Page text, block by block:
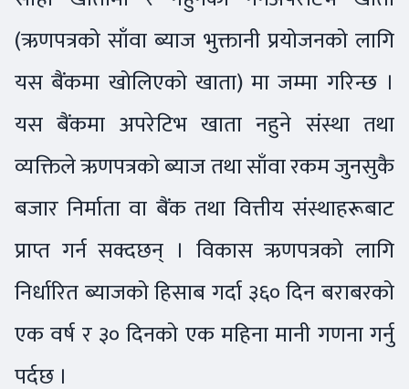
(ऋणपत्रको साँवा ब्याज भुक्तानी प्रयोजनको लागि
यस बैंकमा खोलिएको खाता) मा जम्मा गरिन्छ ।
यस बैंकमा अपरेटिभ खाता नहुने संस्था तथा
व्यक्तिले ऋणपत्रको ब्याज तथा साँवा रकम जुनसुकै
बजार निर्माता वा बैंक तथा वित्तीय संस्थाहरूबाट
प्राप्त गर्न सक्दछन् । विकास ऋणपत्रको लागि
निर्धारित ब्याजको हिसाब गर्दा ३६० दिन बराबरको
एक वर्ष र ३० दिनको एक महिना मानी गणना गर्नु
पर्दछ ।